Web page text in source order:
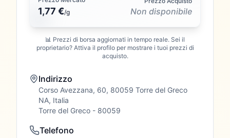
1,77 €/g Non disponibile
📊 Prezzi di borsa aggiornati in tempo reale. Sei il
proprietario? Attiva il profilo per mostrare i tuoi prezzi di
acquisto.
Indirizzo
Corso Avezzana, 60, 80059 Torre del Greco
NA, Italia
Torre del Greco- 80059
Telefono